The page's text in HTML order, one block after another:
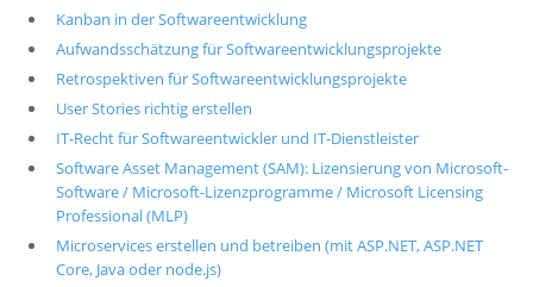
Kanban in der Softwareentwicklung
Aufwandsschätzung für Softwareentwicklungsprojekte
Retrospektiven für Softwareentwicklungsprojekte
User Stories richtig erstellen
IT-Recht für Softwareentwickler und IT-Dienstleister
Software Asset Management (SAM): Lizensierung von Microsoft-
Software / Microsoft-Lizenzprogramme / Microsoft Licensing
Professional (MLP)
Microservices erstellen und betreiben (mit ASP.NET, ASP.NET
Core, Java oder node.js)